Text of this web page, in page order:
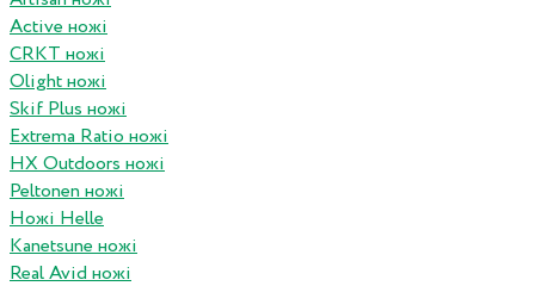
Active ножі
CRKT ножі
Olight ножі
Skif Plus ножі
Extrema Ratio ножі
HX Outdoors ножі
Peltonen ножі
Ножі Helle
Kanetsune ножі
Real Avid ножі